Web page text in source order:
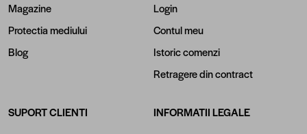
Magazine
Protectia mediului
Blog
Login
Contul meu
Istoric comenzi
Retragere din contract
SUPORT CLIENTI
INFORMATII LEGALE